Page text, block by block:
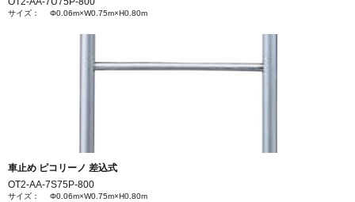
サイズ： Φ0.06m×W0.75m×H0.80m
車止め ピコリーノ 差込式
OT2-AA-7S75P-800
サイズ： Φ0.06m×W0.75m×H0.80m